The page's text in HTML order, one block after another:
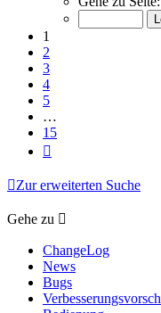
von
1
2
3
4
5
…
15
Zur erweiterten Suche
Gehe zu
ChangeLog
News
Bugs